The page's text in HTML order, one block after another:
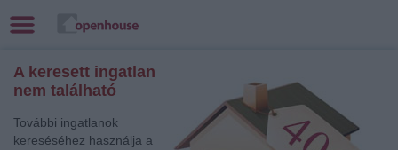
A keresett ingatlan
nem található
További ingatlanok
kereséséhez használja a